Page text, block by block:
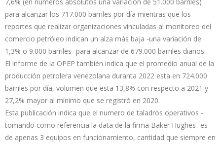
para alcanzar los 717.000 barriles por día mientras que los
reportes que realizar organizaciones vinculadas al monitoreo del
comercio petróleo indican un alza más baja -una variación de
1,3% o 9.000 barriles- para alcanzar de 679.000 barriles diarios.
El informe de la OPEP también indica que el promedio anual de la
producción petrolera venezolana duranta 2022 esta en 724.000
barriles por día, volumen que esta 13,8% con respecto a 2021 y
27,2% mayor al mínimo que se registró en 2020.
Esta publicación indica que el numero de taladros operativos -
tomando como referencia la data de la firma Baker Hughes- es
de apenas 3 equipos en funcionamiento, cantidad que siempre en